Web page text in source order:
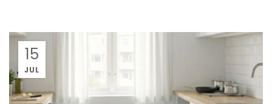
15
JUL